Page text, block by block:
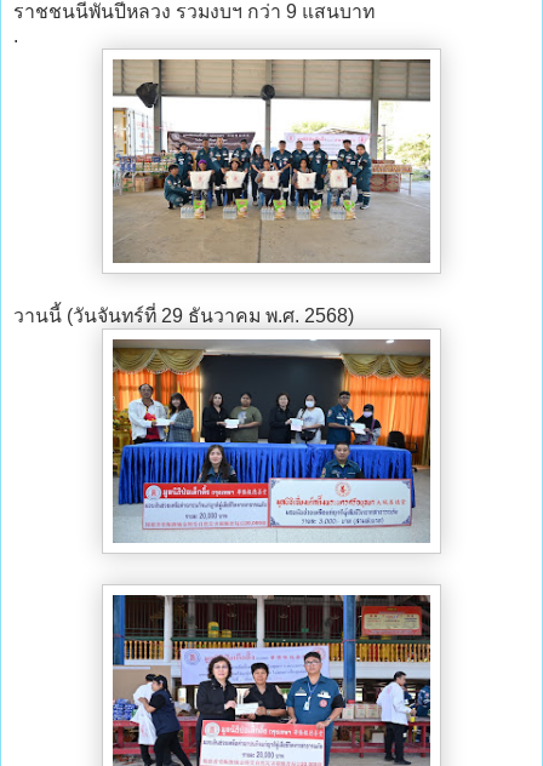
ราชชนนีพันปีหลวง รวมงบฯ กว่า 9 แสนบาท
.
วานนี้ (วันจันทร์ที่ 29 ธันวาคม พ.ศ. 2568)